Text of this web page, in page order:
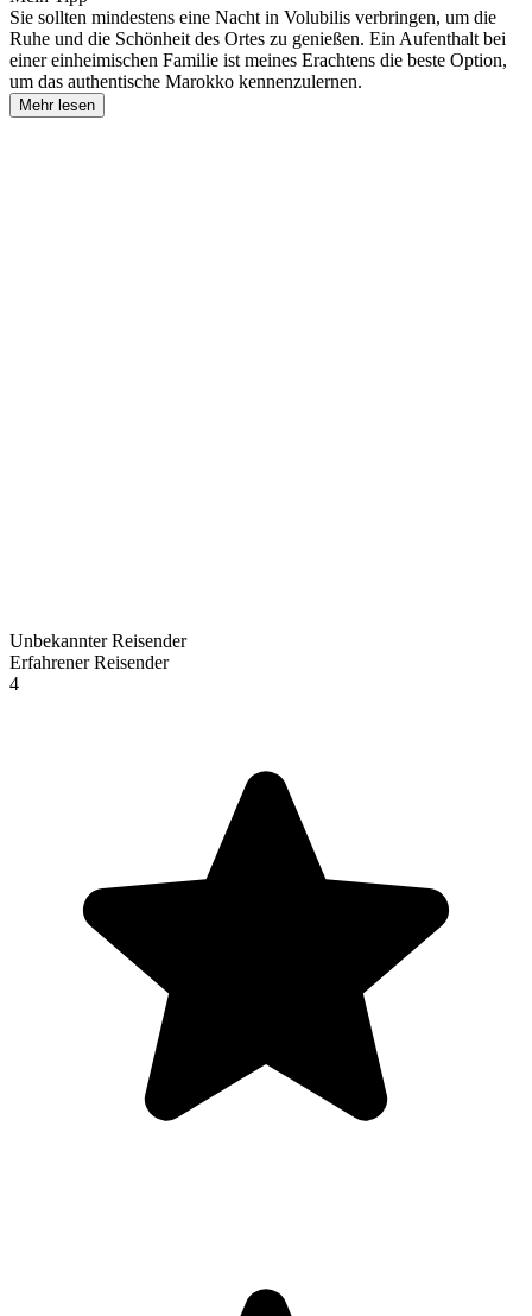
Sie sollten mindestens eine Nacht in Volubilis verbringen, um die
Ruhe und die Schönheit des Ortes zu genießen. Ein Aufenthalt bei
einer einheimischen Familie ist meines Erachtens die beste Option,
um das authentische Marokko kennenzulernen.
Mehr lesen
Unbekannter Reisender
Erfahrener Reisender
4